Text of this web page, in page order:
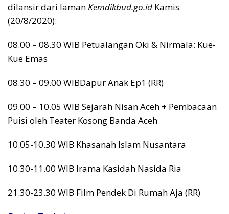
dilansir dari laman Kemdikbud.go.id Kamis
(20/8/2020):
08.00 – 08.30 WIB Petualangan Oki & Nirmala: Kue-
Kue Emas
08.30 – 09.00 WIBDapur Anak Ep1 (RR)
09.00 – 10.05 WIB Sejarah Nisan Aceh + Pembacaan
Puisi oleh Teater Kosong Banda Aceh
10.05-10.30 WIB Khasanah Islam Nusantara
10.30-11.00 WIB Irama Kasidah Nasida Ria
21.30-23.30 WIB Film Pendek Di Rumah Aja (RR)